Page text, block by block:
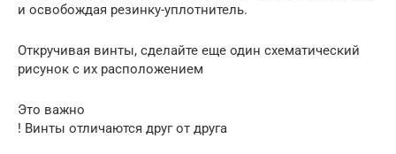
и освобождая резинку-уплотнитель.
Откручивая винты, сделайте еще один схематический
рисунок с их расположением
Это важно
! Винты отличаются друг от друга